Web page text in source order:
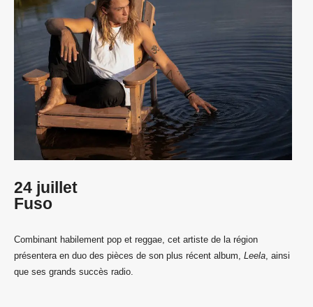
24 juillet
Fuso
Combinant habilement pop et reggae, cet artiste de la région
présentera en duo des pièces de son plus récent album, Leela , ainsi
que ses grands succès radio.